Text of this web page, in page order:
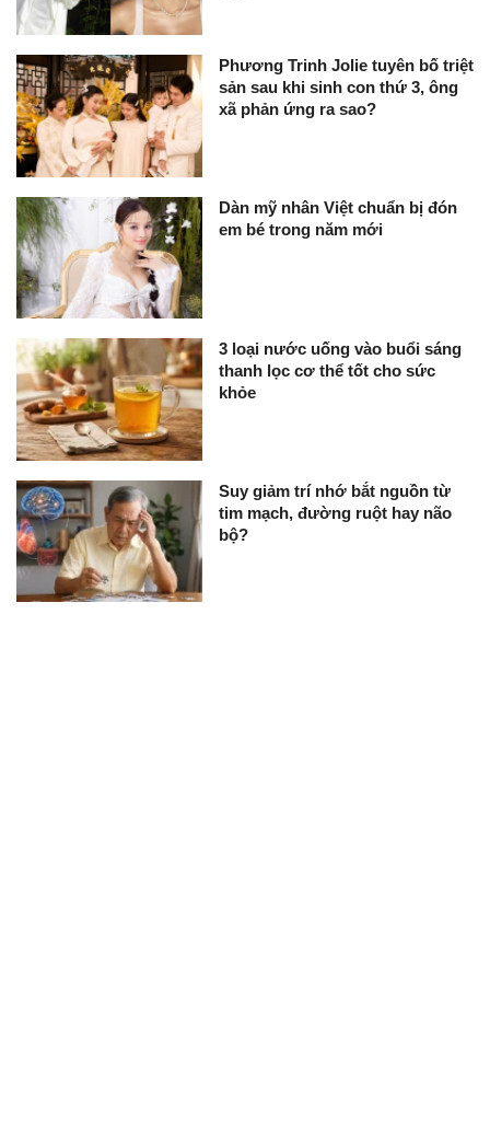
Phương Trinh Jolie tuyên bố triệt
sản sau khi sinh con thứ 3, ông
xã phản ứng ra sao?
Dàn mỹ nhân Việt chuẩn bị đón
em bé trong năm mới
3 loại nước uống vào buổi sáng
thanh lọc cơ thể tốt cho sức
khỏe
Suy giảm trí nhớ bắt nguồn từ
tim mạch, đường ruột hay não
bộ?